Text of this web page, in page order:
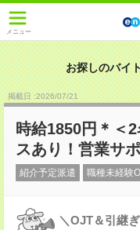
メニュー
お探しのバイ
掲載日 :2026/07/21
時給1850円＊＜
スあり！営業サ
紹介予定派遣 職種未経験
＼OJT＆引継